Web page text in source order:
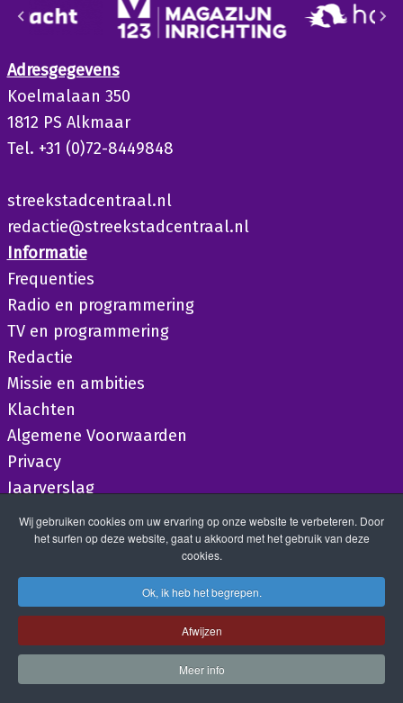
Adresgegevens
Koelmalaan 350
1812 PS Alkmaar
Tel. +31 (0)72-8449848
streekstadcentraal.nl
redactie@streekstadcentraal.nl
Informatie
Frequenties
Radio en programmering
TV en programmering
Redactie
Missie en ambities
Klachten
Algemene Voorwaarden
Privacy
Jaarverslag
Wij gebruiken cookies om uw ervaring op onze website te verbeteren. Door
het surfen op deze website, gaat u akkoord met het gebruik van deze
cookies.
Ok, ik heb het begrepen.
Afwijzen
Meer info